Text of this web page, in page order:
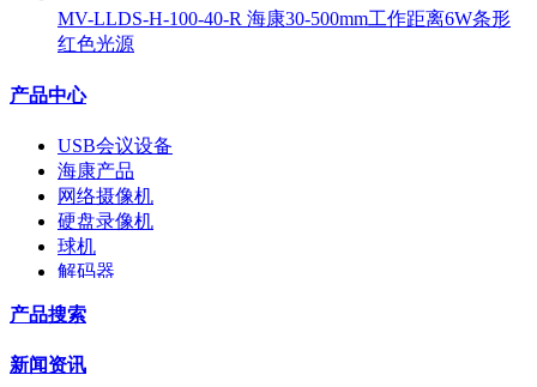
MV-LLDS-H-100-40-R 海康30-500mm工作距离6W条形
红色光源
产品中心
USB会议设备
海康产品
网络摄像机
硬盘录像机
球机
解码器
配件
拼接屏
产品搜索
新闻资讯